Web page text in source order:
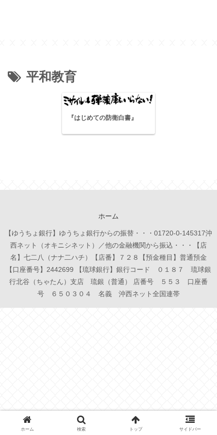
平和教育
『はじめての防衛白書』
ホーム
【ゆうちょ銀行】ゆうちょ銀行からの振替・・・01720-0-145317沖
西ネット（オキニシネット）／他の金融機関から振込・・・【店
名】七二八（ナナ二ハチ）【店番】７２８【預金種目】普通預金
【口座番号】2442699 【琉球銀行】銀行コード ０１８７ 琉球銀
行北谷（ちゃたん）支店 琉銀（普通） 店番号 ５５３ 口座番
号 ６５０３０４ 名義 沖西ネット全国連帯
ホーム 検索 トップ サイドバー